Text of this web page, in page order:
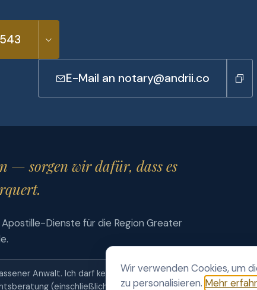
E-Mail an notary@andrii.co
— sorgen wir dafür, dass es
Dienste für die Region Greater
Anwalt. Ich darf keine
(einschließlich
Wir verwenden Cookies, um
zu personalisieren. Mehr